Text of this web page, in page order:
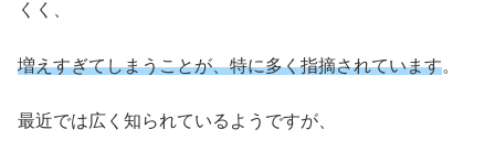
くく、
増えすぎてしまうことが、特に多く指摘されています。
最近では広く知られているようですが、